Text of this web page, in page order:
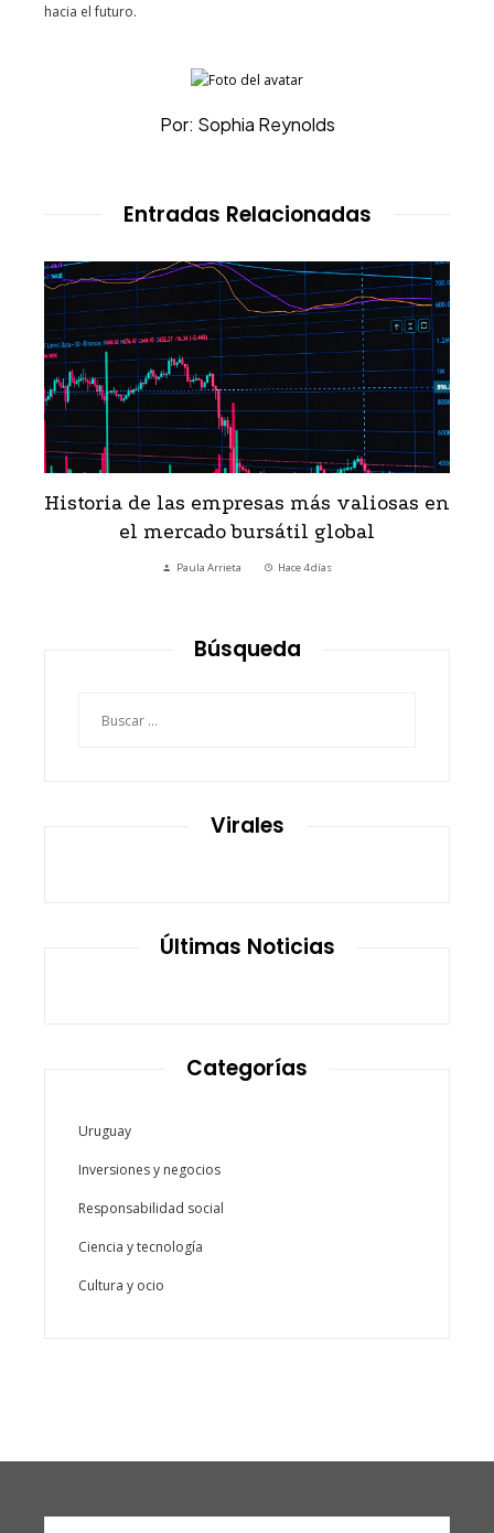
hacia el futuro.
Por: Sophia Reynolds
Entradas Relacionadas
Historia de las empresas más valiosas en
el mercado bursátil global
Paula Arrieta Hace 4 días
Búsqueda
Virales
Últimas Noticias
Categorías
Uruguay
Inversiones y negocios
Responsabilidad social
Ciencia y tecnología
Cultura y ocio